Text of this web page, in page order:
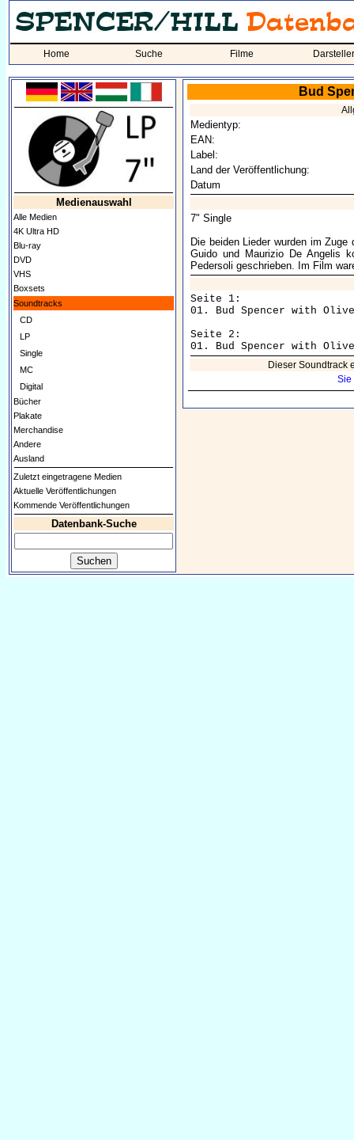
Home Suche Filme Darsteller
Medienauswahl
Alle Medien
4K Ultra HD
Blu-ray
DVD
VHS
Boxsets
Soundtracks
CD
LP
Single
MC
Digital
Bücher
Plakate
Merchandise
Andere
Ausland
Zuletzt eingetragene Medien
Aktuelle Veröffentlichungen
Kommende Veröffentlichungen
Datenbank-Suche
Bud
Medientyp:
EAN:
Label:
Land der Veröffentlichung:
Datum
7" Single
Die beiden Lieder wurden im
Guido und Maurizio De Angelis
Pedersoli geschrieben. Im Film
Seite 1:
01. Bud Spencer with
Seite 2:
01. Bud Spencer with
Dieser Soundtrack
Sie